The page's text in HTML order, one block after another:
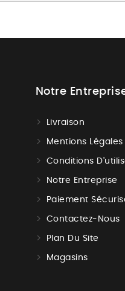
Notre
Livraison
Mentions Légales
Conditions
Notre Entreprise
Paiement
Contactez-Nous
Plan Du Site
Magasins